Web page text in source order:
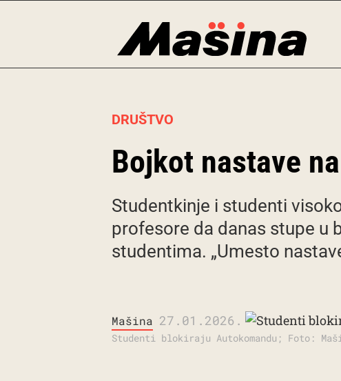
DRUŠTVO
Bojkot nastave
Studentkinje i studenti
profesore da danas stupe u
studentima. „Umesto
Mašina 27.01.2026.
Studenti blokiraju Autokomandu; Foto: